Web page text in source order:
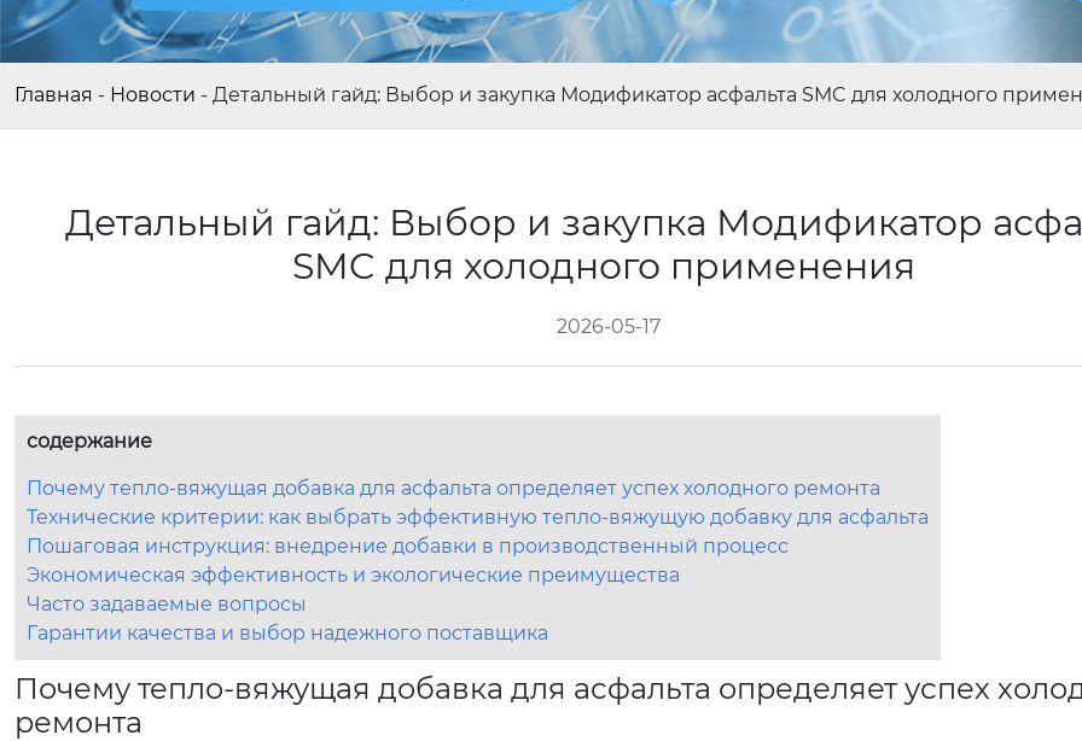
Главная - Новости - Детальный гайд: Выбор и закупка Модификатор асфальта SMC для холодного
Детальный гайд: Выбор и закупка Модификатор
SMC для холодного применения
2026-05-17
содержание
Почему тепло-вяжущая добавка для асфальта определяет успех холодного ремонта
Технические критерии: как выбрать эффективную тепло-вяжущую добавку для асфальта
Пошаговая инструкция: внедрение добавки в производственный процесс
Экономическая эффективность и экологические преимущества
Часто задаваемые вопросы
Гарантии качества и выбор надежного поставщика
Почему тепло-вяжущая добавка для асфальта определяет успех
ремонта